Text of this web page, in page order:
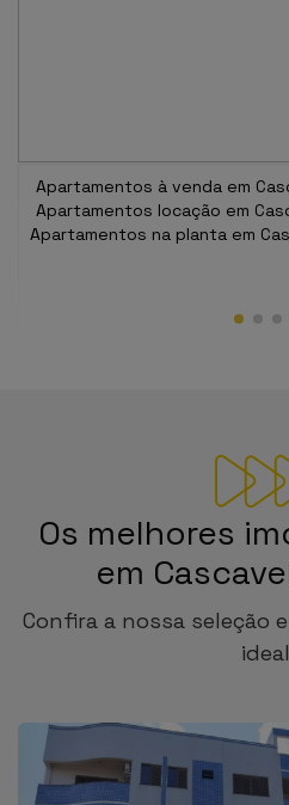
Apartamentos à venda em
Apartamentos locação em
Apartamentos na planta em
Os melhores
em
Confira a nossa seleção